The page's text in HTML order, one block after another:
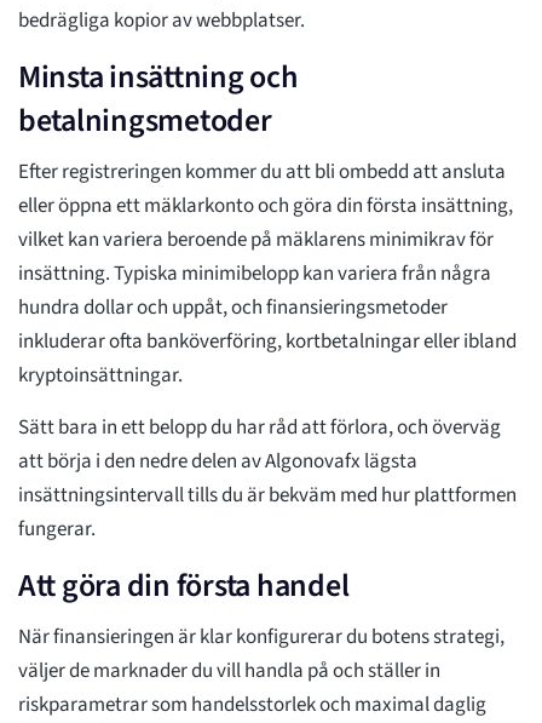
bedrägliga kopior av webbplatser.
Minsta insättning och
betalningsmetoder
Efter registreringen kommer du att bli ombedd att ansluta
eller öppna ett mäklarkonto och göra din första insättning,
vilket kan variera beroende på mäklarens minimikrav för
insättning. Typiska minimibelopp kan variera från några
hundra dollar och uppåt, och finansieringsmetoder
inkluderar ofta banköverföring, kortbetalningar eller ibland
kryptoinsättningar.
Sätt bara in ett belopp du har råd att förlora, och överväg
att börja i den nedre delen av Algonovafx lägsta
insättningsintervall tills du är bekväm med hur plattformen
fungerar.
Att göra din första handel
När finansieringen är klar konfigurerar du botens strategi,
väljer de marknader du vill handla på och ställer in
riskparametrar som handelsstorlek och maximal daglig